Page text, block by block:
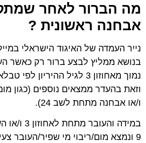
מה הברור לאחר
אבחנה ראשונית ?
נייר העמדה של האיגוד הישראלי
בנושא ממליץ לבצע ברור רק כאשר
נמוך מאחוזון 3 לגיל ההיריון
וזאת בהעדר ממצאים נוספים (כגון
ו/או אבחנה מתחת לשב 24).